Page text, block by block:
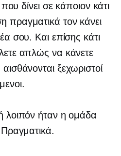
που δίνει σε κάποιον κάτι
τον κάνει
σου. Και επίσης κάτι
απλώς να κάνετε
ξεχωριστοί
λοιπόν ήταν η ομάδα